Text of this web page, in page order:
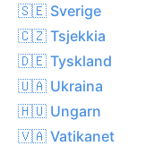
🇸🇪 Sverige
🇨🇿 Tsjekkia
🇩🇪 Tyskland
🇺🇦 Ukraina
🇭🇺 Ungarn
🇻🇦 Vatikanet